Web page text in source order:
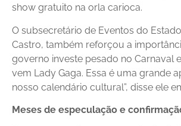
show gratuito na orla carioca.
O subsecretário de Eventos do
Castro, também reforçou a
governo investe pesado no Carnaval
vem Lady Gaga. Essa é uma grande
nosso calendário cultural”, disse ele
Meses de especulação e